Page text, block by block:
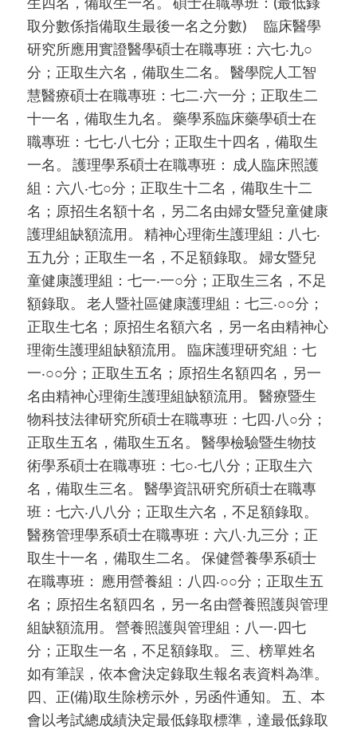
取分數係指備取生最後一名之分數) 臨床醫學
研究所應用實證醫學碩士在職專班：六七‧九○
分；正取生六名，備取生二名。 醫學院人工智
慧醫療碩士在職專班：七二‧六一分；正取生二
十一名，備取生九名。 藥學系臨床藥學碩士在
職專班：七七‧八七分；正取生十四名，備取生
一名。 護理學系碩士在職專班： 成人臨床照護
組：六八‧七○分；正取生十二名，備取生十二
名；原招生名額十名，另二名由婦女暨兒童健康
護理組缺額流用。 精神心理衛生護理組：八七‧
五九分；正取生一名，不足額錄取。 婦女暨兒
童健康護理組：七一‧一○分；正取生三名，不足
額錄取。 老人暨社區健康護理組：七三‧○○分；
正取生七名；原招生名額六名，另一名由精神心
理衛生護理組缺額流用。 臨床護理研究組：七
一‧○○分；正取生五名；原招生名額四名，另一
名由精神心理衛生護理組缺額流用。 醫療暨生
物科技法律研究所碩士在職專班：七四‧八○分；
正取生五名，備取生五名。 醫學檢驗暨生物技
術學系碩士在職專班：七○‧七八分；正取生六
名，備取生三名。 醫學資訊研究所碩士在職專
班：七六‧八八分；正取生六名，不足額錄取。
醫務管理學系碩士在職專班：六八‧九三分；正
取生十一名，備取生二名。 保健營養學系碩士
在職專班： 應用營養組：八四‧○○分；正取生五
名；原招生名額四名，另一名由營養照護與管理
組缺額流用。 營養照護與管理組：八一‧四七
分；正取生一名，不足額錄取。 三、榜單姓名
如有筆誤，依本會決定錄取生報名表資料為準。
四、正(備)取生除榜示外，另函件通知。 五、本
會以考試總成績決定最低錄取標準，達最低錄取